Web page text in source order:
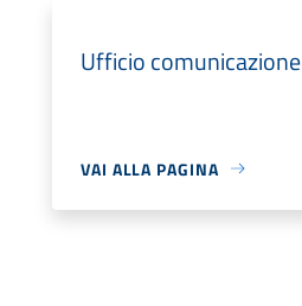
Ufficio comunicazione
VAI ALLA PAGINA